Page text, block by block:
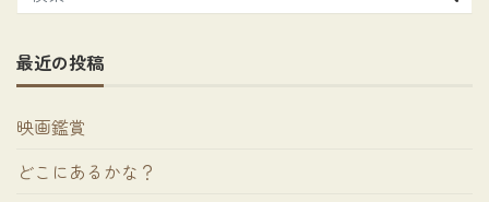
最近の投稿
映画鑑賞
どこにあるかな？